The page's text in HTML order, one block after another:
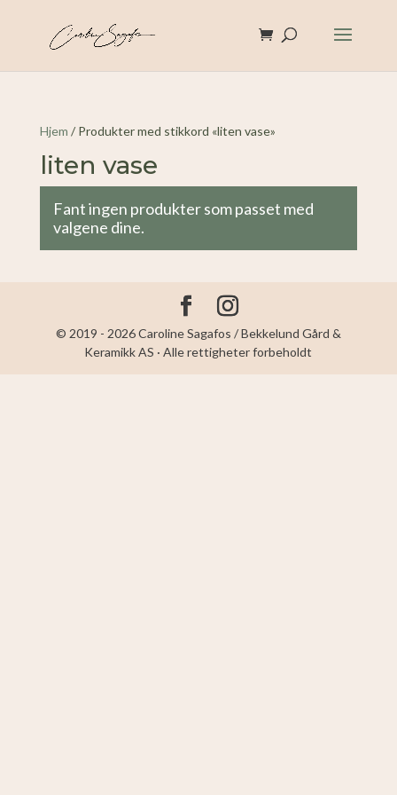
Hjem / Produkter med stikkord «liten vase»
liten vase
Fant ingen produkter som passet med
valgene dine.
© 2019 - 2026 Caroline Sagafos / Bekkelund Gård &
Keramikk AS · Alle rettigheter forbeholdt